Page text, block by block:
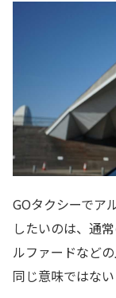
GOタクシーでア
したいのは、通
ルファードなど
同じ意味ではない